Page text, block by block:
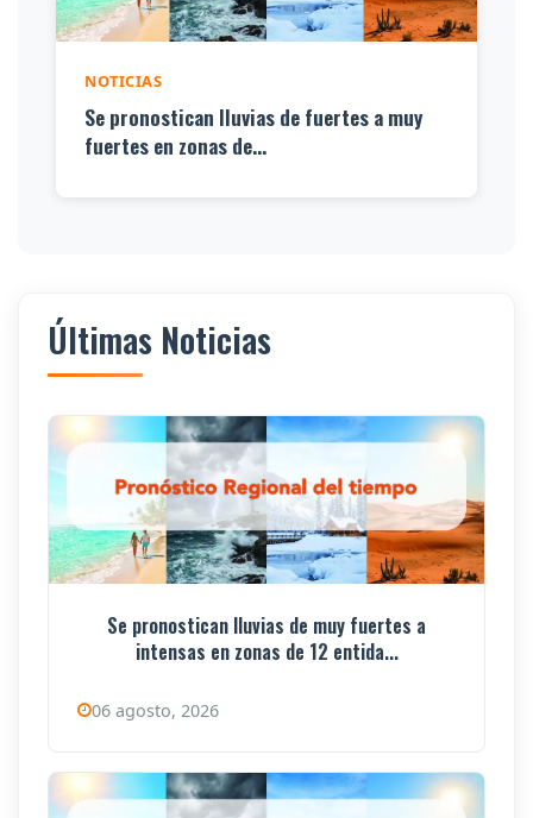
NOTICIAS
Se pronostican lluvias de fuertes a muy
fuertes en zonas de...
Últimas Noticias
Se pronostican lluvias de muy fuertes a
intensas en zonas de 12 entida...
06 agosto, 2026